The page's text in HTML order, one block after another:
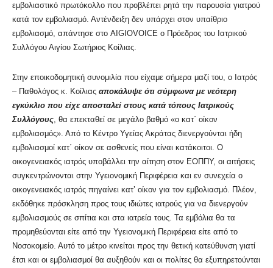
εμβολιαστικό πρωτόκολλο που προβλέπει ρητά την παρουσία γιατρού
κατά τον εμβολιασμό. Αντένδειξη δεν υπάρχει στον υπαίθριο
εμβολιασμό, απάντησε στο AIGIOVOICE ο Πρόεδρος του Ιατρικού
Συλλόγου Αιγίου Σωτήριος Κοίλιας.
Στην εποικοδομητική συνομιλία που είχαμε σήμερα μαζί του, ο Ιατρός
– Παθολόγος κ. Κοίλιας αποκάλυψε ότι σύμφωνα με νεότερη
εγκύκλιο που είχε αποσταλεί στους κατά τόπους Ιατρικούς
Συλλόγους, θα επεκταθεί σε μεγάλο βαθμό «ο κατ΄ οίκον
εμβολιασμός». Από το Κέντρο Υγείας Ακράτας διενεργούνται ήδη
εμβολιασμοί κατ΄ οίκον σε ασθενείς που είναι κατάκοιτοι. Ο
οικογενειακός ιατρός υποβάλλει την αίτηση στον ΕΟΠΠΥ, οι αιτήσεις
συγκεντρώνονται στην Υγειονομική Περιφέρεια και εν συνεχεία ο
οικογενειακός ιατρός πηγαίνει κατ’ οίκον για τον εμβολιασμό. Πλέον,
εκδόθηκε πρόσκληση προς τους ιδιώτες ιατρούς για να διενεργούν
εμβολιασμούς σε σπίτια και στα ιατρεία τους. Τα εμβόλια θα τα
προμηθεύονται είτε από την Υγειονομική Περιφέρεια είτε από το
Νοσοκομείο. Αυτό το μέτρο κινείται προς την θετική κατεύθυνση γιατί
έτσι και οι εμβολιασμοί θα αυξηθούν και οι πολίτες θα εξυπηρετούνται